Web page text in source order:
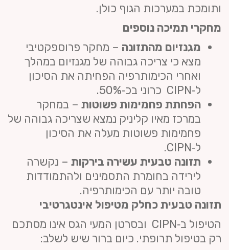
ותומכת במערכות הגוף כולן.
מחקרי תמיכה נוספים
מגנזיום מהתזונה – מחקר פרוספקטיבי
מצא כי צריכה גבוהה של מגנזיום במהלך
ואחרי הכימותרפיה הפחיתה את הסיכון
ל‑CIPN כרוני בכ‑50%.
הפחתת פחמימות פשוטות – במחקר
במרכז מאיו קליניק נמצא שצריכה גבוהה של
פחמימות פשוטות מעלה את הסיכון
ל‑CIPN.
תזונה טבעית עשירה בירקות – נקשרה
לירידה בחומרת התסמינים ולהתמודדות
טובה יותר עם הכימותרפיה.
תזונה טבעית כחלק מטיפול אינטגרטיבי
הטיפול ב‑CIPN ובסרטן המעי הגס אינו מסתכם
רק בטיפול תרופתי. כיום ברור שיש לשלב: